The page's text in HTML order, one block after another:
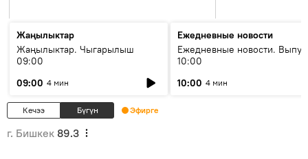
Жаңылыктар
Жаңылыктар. Чыгарылыш
09:00
09:00 4 мин
Ежедневные новости
Ежедневные новости.
10:00
10:00 4 мин
Кечээ Бүгүн Эфирге
г. Бишкек 89.3